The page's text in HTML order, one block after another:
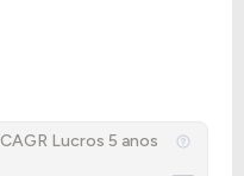
CAGR Lucros 5 anos